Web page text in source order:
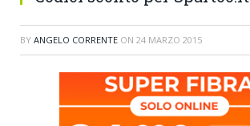
BY ANGELO CORRENTE ON 24 MARZO 2015